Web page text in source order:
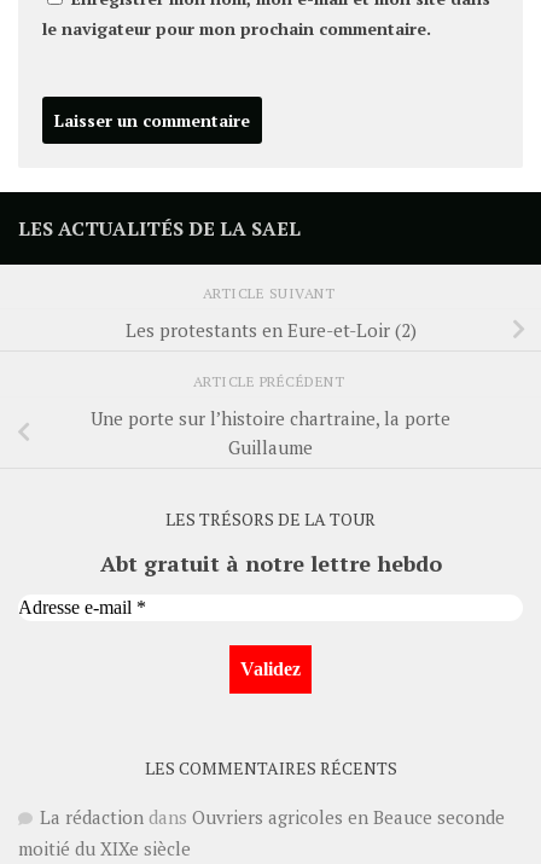
le navigateur pour mon prochain commentaire.
LES ACTUALITÉS DE LA SAEL
ARTICLE SUIVANT
Les protestants en Eure-et-Loir (2)
ARTICLE PRÉCÉDENT
Une porte sur l’histoire chartraine, la porte
Guillaume
LES TRÉSORS DE LA TOUR
Abt gratuit à notre lettre hebdo
LES COMMENTAIRES RÉCENTS
La rédaction dans Ouvriers agricoles en Beauce seconde
moitié du XIXe siècle